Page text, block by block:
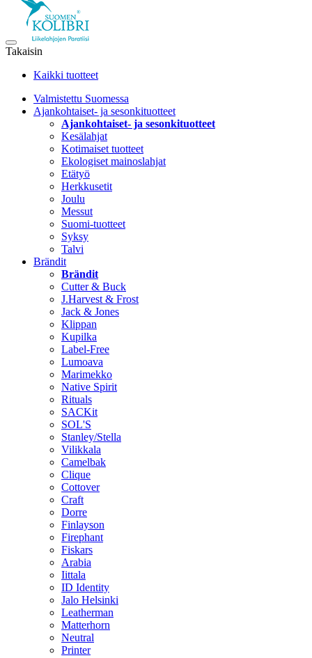
Takaisin
Kaikki tuotteet
Valmistettu Suomessa
Ajankohtaiset- ja sesonkituotteet
Ajankohtaiset- ja sesonkituotteet
Kesälahjat
Kotimaiset tuotteet
Ekologiset mainoslahjat
Etätyö
Herkkusetit
Joulu
Messut
Suomi-tuotteet
Syksy
Talvi
Brändit
Brändit
Cutter & Buck
J.Harvest & Frost
Jack & Jones
Klippan
Kupilka
Label-Free
Lumoava
Marimekko
Native Spirit
Rituals
SACKit
SOL'S
Stanley/Stella
Vilikkala
Camelbak
Clique
Cottover
Craft
Dorre
Finlayson
Firephant
Fiskars
Arabia
Iittala
ID Identity
Jalo Helsinki
Leatherman
Matterhorn
Neutral
Printer